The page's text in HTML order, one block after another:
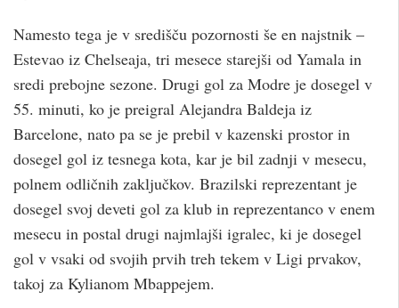
Namesto tega je v središču pozornosti še en najstnik –
Estevao iz Chelseaja, tri mesece starejši od Yamala in
sredi prebojne sezone. Drugi gol za Modre je dosegel v
55. minuti, ko je preigral Alejandra Baldeja iz
Barcelone, nato pa se je prebil v kazenski prostor in
dosegel gol iz tesnega kota, kar je bil zadnji v mesecu,
polnem odličnih zaključkov. Brazilski reprezentant je
dosegel svoj deveti gol za klub in reprezentanco v enem
mesecu in postal drugi najmlajši igralec, ki je dosegel
gol v vsaki od svojih prvih treh tekem v Ligi prvakov,
takoj za Kylianom Mbappejem.